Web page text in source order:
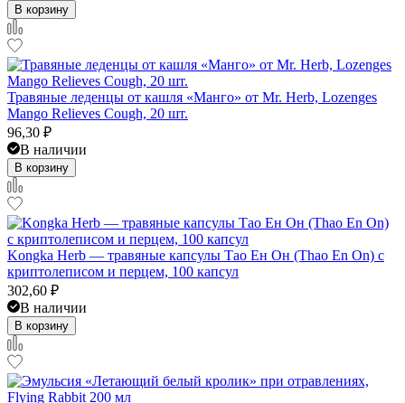
В корзину
Травяные леденцы от кашля «Манго» от Mr. Herb, Lozenges
Mango Relieves Cough, 20 шт.
96,30 ₽
В наличии
В корзину
Kongka Herb — травяные капсулы Тао Ен Он (Thao En On) с
криптолеписом и перцем, 100 капсул
302,60 ₽
В наличии
В корзину